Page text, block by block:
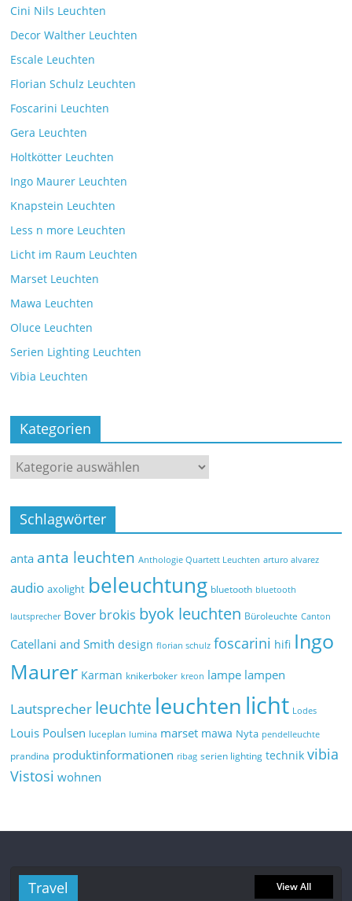
Cini Nils Leuchten
Decor Walther Leuchten
Escale Leuchten
Florian Schulz Leuchten
Foscarini Leuchten
Gera Leuchten
Holtkötter Leuchten
Ingo Maurer Leuchten
Knapstein Leuchten
Less n more Leuchten
Licht im Raum Leuchten
Marset Leuchten
Mawa Leuchten
Oluce Leuchten
Serien Lighting Leuchten
Vibia Leuchten
Kategorien
Schlagwörter
anta anta leuchten Anthologie Quartett Leuchten arturo alvarez
audio axolight beleuchtung bluetooth bluetooth
lautsprecher Bover brokis byok leuchten Büroleuchte Canton
Catellani and Smith design florian schulz foscarini hifi Ingo
Maurer Karman knikerboker kreon lampe lampen
Lautsprecher leuchte leuchten licht Lodes
Louis Poulsen luceplan lumina marset mawa Nyta pendelleuchte
prandina produktinformationen ribag serien lighting technik vibia
Vistosi wohnen
Travel View All